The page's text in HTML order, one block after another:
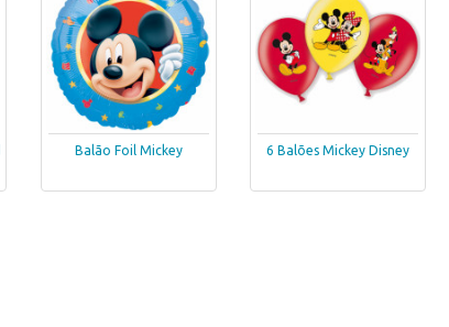
Balão Foil Mickey 6 Balões Mickey Disney